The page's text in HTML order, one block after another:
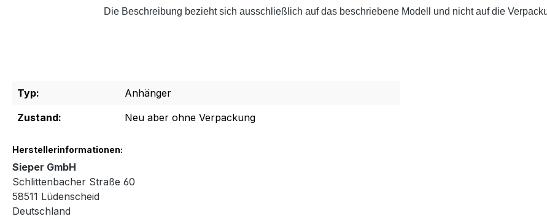
Die Beschreibung bezieht sich ausschließlich auf das beschriebene Modell und nicht auf die
Typ:
Anhänger
Zustand:
Neu aber ohne Verpackung
Herstellerinformationen:
Sieper GmbH
Schlittenbacher Straße 60
58511 Lüdenscheid
Deutschland